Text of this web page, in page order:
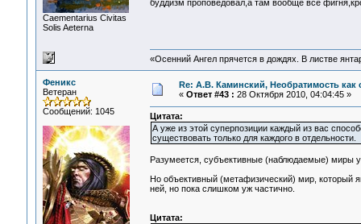
Сaementarius Civitas
Solis Aeterna
буддизм проповедовал,а там вообще все
«Осенний Ангел прячется в дождях. В листве
Феникс
Ветеран
Сообщений: 1045
Re: А.В. Каминский, Необратимость как
« Ответ #43 : 28 Октября 2010, 04:04:45 »
Цитата:
А уже из этой суперпозиции каждый из вас
существовать только для каждого в отдельности.
Разумеется, субъективные (наблюдаемые) миры
Но объективный (метафизический) мир, который
ней, но пока слишком уж частично.
Цитата: